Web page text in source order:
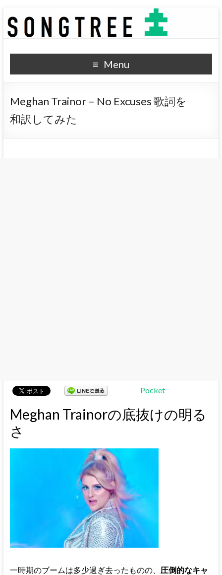
SONGTREE
洋楽歌詞の和訳なら
Menu
Meghan Trainor – No Excuses 歌詞を
和訳してみた
Pocket
Meghan Trainorの底抜けの明る
さ
一時期のブームは多少過ぎ去ったものの、 圧倒的なキャ